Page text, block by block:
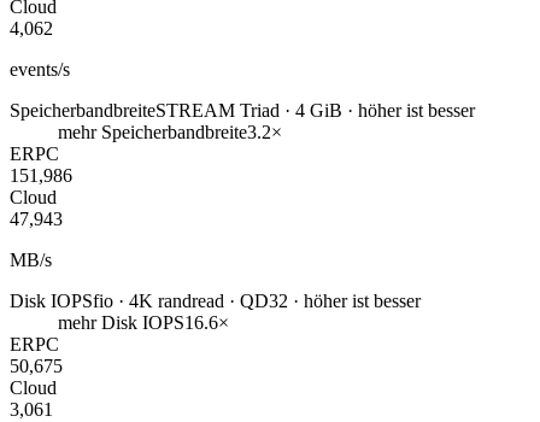
Cloud
4,062
events/s
SpeicherbandbreiteSTREAM Triad · 4 GiB · höher ist besser
mehr Speicherbandbreite3.2×
ERPC
151,986
Cloud
47,943
MB/s
Disk IOPSfio · 4K randread · QD32 · höher ist besser
mehr Disk IOPS16.6×
ERPC
50,675
Cloud
3,061